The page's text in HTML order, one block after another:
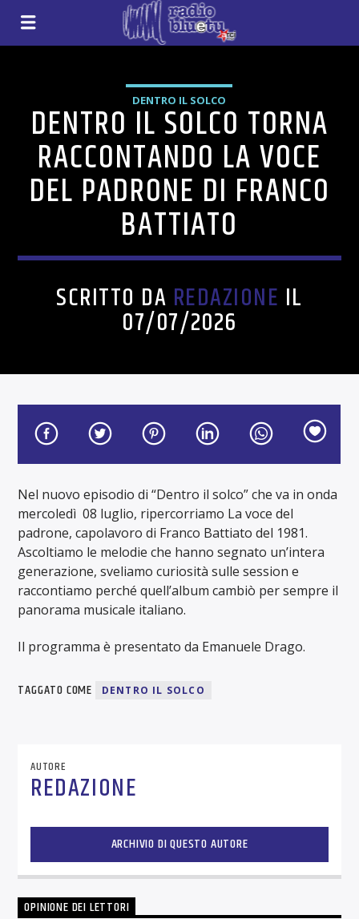
DENTRO IL SOLCO
DENTRO IL SOLCO TORNA
RACCONTANDO LA VOCE
DEL PADRONE DI FRANCO
BATTIATO
SCRITTO DA REDAZIONE IL
07/07/2026
Nel nuovo episodio di “Dentro il solco” che va in onda
mercoledì 08 luglio, ripercorriamo La voce del
padrone, capolavoro di Franco Battiato del 1981.
Ascoltiamo le melodie che hanno segnato un’intera
generazione, sveliamo curiosità sulle session e
raccontiamo perché quell’album cambiò per sempre il
panorama musicale italiano.
Il programma è presentato da Emanuele Drago.
TAGGATO COME DENTRO IL SOLCO
AUTORE
REDAZIONE
ARCHIVIO DI QUESTO AUTORE
OPINIONE DEI LETTORI